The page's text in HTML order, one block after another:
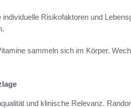
Risikofaktoren und
sammeln sich im Körper.
und klinische Relevanz.